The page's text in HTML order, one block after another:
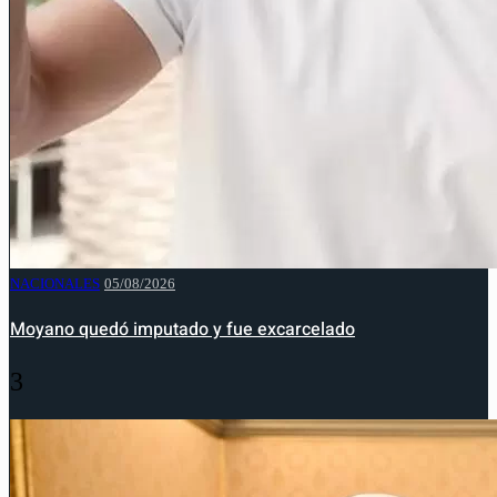
NACIONALES 05/08/2026
Moyano quedó imputado y fue excarcelado
3